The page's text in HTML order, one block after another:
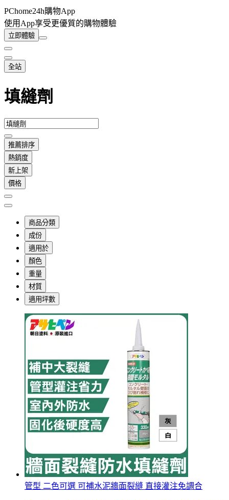
PChome24h購物App
使用App享受更優質的購物體驗
立即體驗
全站
填縫劑
推薦排序
熱銷度
新上架
價格
商品分類
成份
適用於
顏色
重量
材質
適用坪數
管型 二色可選 可補水泥牆面裂縫 直接灌注免調合